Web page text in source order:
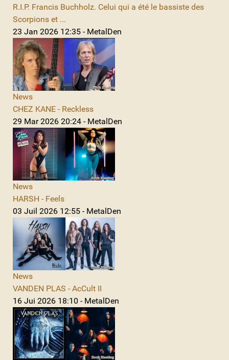
R.I.P. Francis Buchholz. Celui qui a été le bassiste des
Scorpions et ...
23 Jan 2026 12:35 - MetalDen
News
CHEZ KANE - Reckless
29 Mar 2026 20:24 - MetalDen
News
HARSH - Feels
03 Juil 2026 12:55 - MetalDen
News
VANDEN PLAS - AcCult II
16 Jui 2026 18:10 - MetalDen